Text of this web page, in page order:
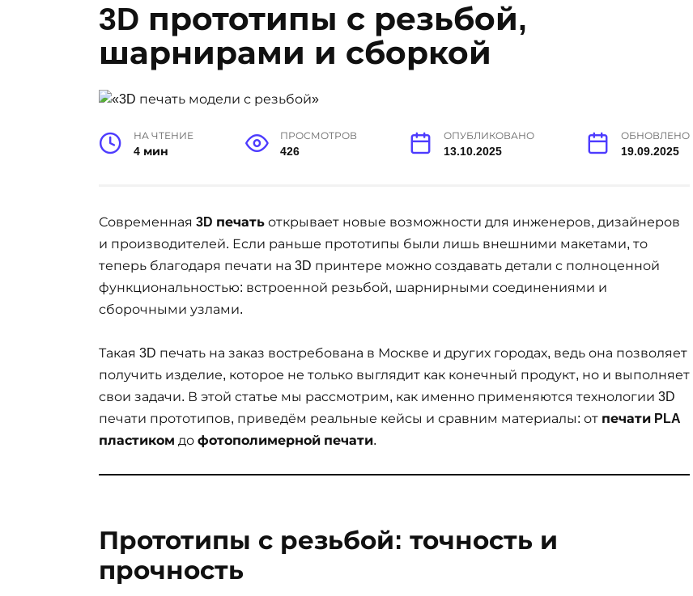
3D прототипы с резьбой,
шарнирами и сборкой
НА ЧТЕНИЕ
4 мин
ПРОСМОТРОВ
426
ОПУБЛИКОВАНО
13.10.2025
ОБНОВЛЕНО
19.09.2025
Современная 3D печать открывает новые возможности для инженеров, дизайнеров
и производителей. Если раньше прототипы были лишь внешними макетами, то
теперь благодаря печати на 3D принтере можно создавать детали с полноценной
функциональностью: встроенной резьбой, шарнирными соединениями и
сборочными узлами.
Такая 3D печать на заказ востребована в Москве и других городах, ведь она позволяет
получить изделие, которое не только выглядит как конечный продукт, но и выполняет
свои задачи. В этой статье мы рассмотрим, как именно применяются технологии 3D
печати прототипов, приведём реальные кейсы и сравним материалы: от печати PLA
пластиком до фотополимерной печати.
Прототипы с резьбой: точность и
прочность